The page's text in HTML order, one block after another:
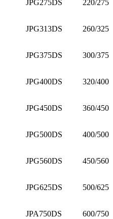
JPG275DS 220/275
JPG313DS 260/325
JPG375DS 300/375
JPG400DS 320/400
JPG450DS 360/450
JPG500DS 400/500
JPG560DS 450/560
JPG625DS 500/625
JPA750DS 600/750